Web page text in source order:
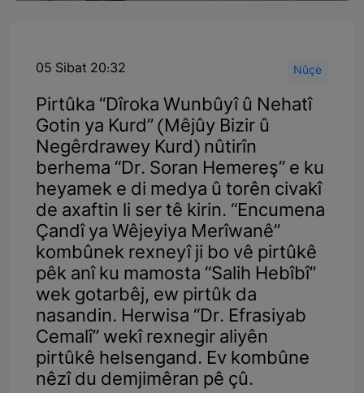
05 Sibat 20:32 Nûçe
Pirtûka “Dîroka Wunbûyî û Nehatî
Gotin ya Kurd” (Mêjûy Bizir û
Negêrdrawey Kurd) nûtirîn
berhema “Dr. Soran Hemereş” e ku
heyamek e di medya û torên civakî
de axaftin li ser tê kirin. “Encumena
Çandî ya Wêjeyiya Merîwanê”
kombûnek rexneyî ji bo vê pirtûkê
pêk anî ku mamosta “Salih Hebîbî”
wek gotarbêj, ew pirtûk da
nasandin. Herwisa “Dr. Efrasiyab
Cemalî” wekî rexnegir aliyên
pirtûkê helsengand. Ev kombûne
nêzî du demjimêran pê çû.